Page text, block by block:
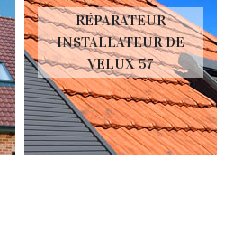
RÉPARATEUR
INSTALLATEUR DE
VELUX 57